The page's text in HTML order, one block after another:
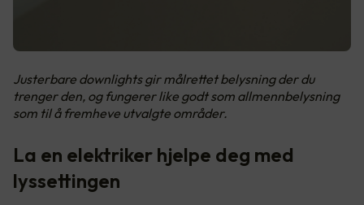
Justerbare downlights gir målrettet belysning der du
trenger den, og fungerer like godt som allmennbelysning
som til å fremheve utvalgte områder.
La en elektriker hjelpe deg med
lyssettingen